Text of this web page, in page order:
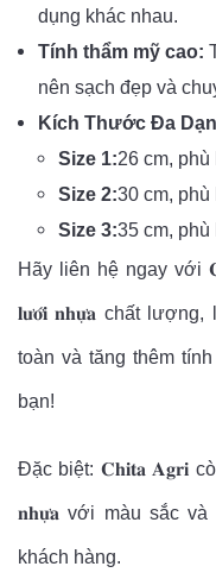
dụng khác nhau.
Tính thẩm mỹ cao:
nên sạch đẹp và
Kích Thước Đa
Size 1:26 cm,
Size 2:30 cm,
Size 3:35 cm,
Hãy liên hệ ngay với
𝐥𝐮̛𝐨̛́𝐢 𝐧𝐡𝐮̛̣𝐚 chất
toàn và tăng thêm
bạn!
Đặc biệt: 𝐂𝐡𝐢𝐭𝐚 𝐀𝐠𝐫𝐢
𝐧𝐡𝐮̛̣𝐚 với màu sắc
khách hàng.